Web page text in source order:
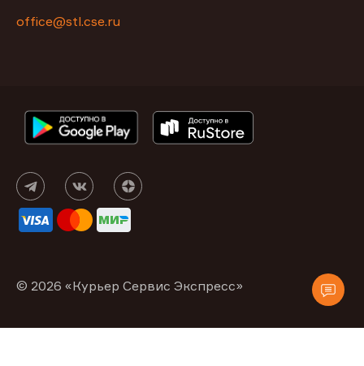
office@stl.cse.ru
© 2026 «Курьер Сервис Экспресс»